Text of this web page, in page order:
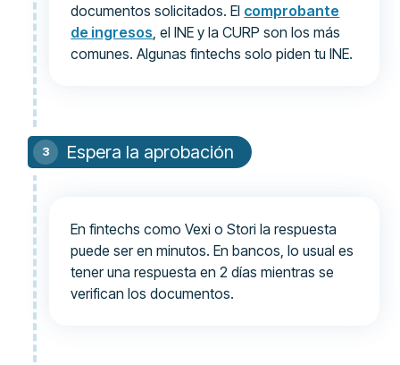
documentos solicitados. El comprobante
de ingresos , el INE y la CURP son los más
comunes. Algunas fintechs solo piden tu INE.
Espera la aprobación
En fintechs como Vexi o Stori la respuesta
puede ser en minutos. En bancos, lo usual es
tener una respuesta en 2 días mientras se
verifican los documentos.